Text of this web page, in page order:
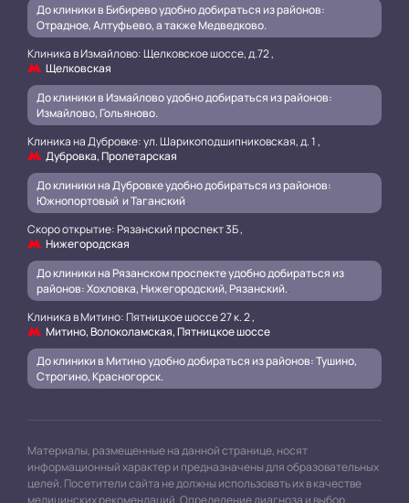
До клиники в Бибирево удобно добираться из районов:
Отрадное, Алтуфьево, а также Медведково.
Клиника в Измайлово: Щелковское шоссе, д.72 ,
Щелковская
До клиники в Измайлово удобно добираться из районов:
Измайлово, Гольяново.
Клиника на Дубровке: ул. Шарикоподшипниковская, д. 1 ,
Дубровка, Пролетарская
До клиники на Дубровке удобно добираться из районов:
Южнопортовый и Таганский.
Скоро открытие: Рязанский проспект 3Б ,
Нижегородская
До клиники на Рязанском проспекте удобно добираться из
районов: Хохловка, Нижегородский, Рязанский..
Клиника в Митино: Пятницкое шоссе 27 к. 2 ,
Митино, Волоколамская, Пятницкое шоссе
До клиники в Митино удобно добираться из районов: Тушино,
Строгино, Красногорск.
Материалы, размещенные на данной странице, носят
информационный характер и предназначены для образовательных
целей. Посетители сайта не должны использовать их в качестве
медицинских рекомендаций. Определение диагноза и выбор